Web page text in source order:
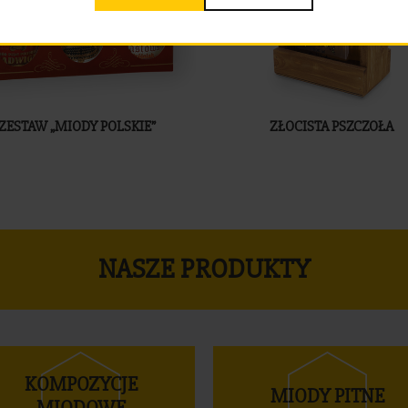
ZESTAW „MIODY POLSKIE” ZŁOCISTA PSZCZOŁA
NASZE PRODUKTY
KOMPOZYCJE
MIODY PITNE